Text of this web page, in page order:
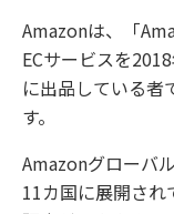
Amazonは、「
ECサービスを
に出品している者
す。
Amazonグローバ
11カ国に展開さ